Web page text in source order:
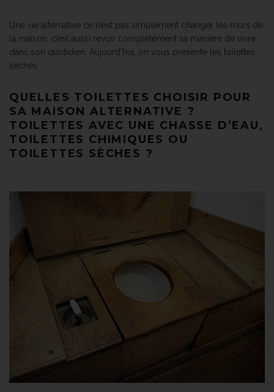
Une vie alternative ce n’est pas simplement changer les murs de
la maison, c’est aussi revoir complètement sa manière de vivre
dans son quotidien. Aujourd’hui, on vous présente les toilettes
sèches.
QUELLES TOILETTES CHOISIR POUR
SA MAISON ALTERNATIVE ?
TOILETTES AVEC UNE CHASSE D’EAU,
TOILETTES CHIMIQUES OU
TOILETTES SÈCHES ?